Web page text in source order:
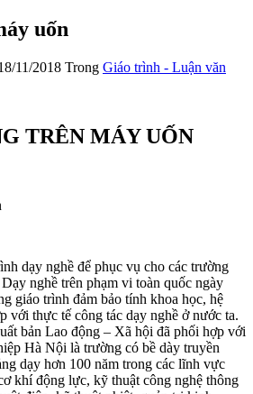
uốn
11/2018 Trong Giáo trình - Luận văn
TRÊN MÁY UỐN
dạy nghề để phục vụ cho các trường
nghề trên phạm vi toàn quốc ngày
giáo trình đảm bảo tính khoa học, hệ
với thực tế công tác dạy nghề ở nước ta.
bản Lao động – Xã hội đã phối hợp với
Hà Nội là trường có bề dày truyền
dạy hơn 100 năm trong các lĩnh vực
khí động lực, kỹ thuật công nghệ thông